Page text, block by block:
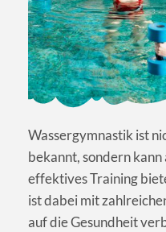
Wassergymnastik ist
bekannt, sondern
effektives Training
ist dabei mit
auf die Gesundheit